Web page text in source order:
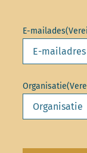
E-mailades
Organisatie